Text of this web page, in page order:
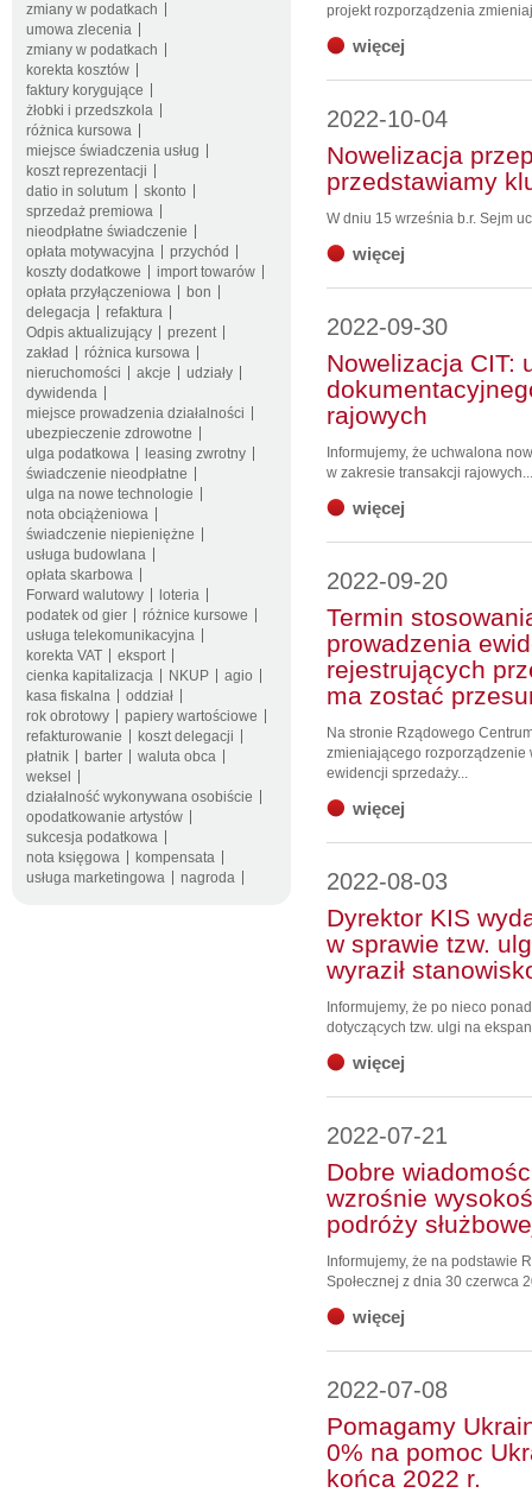
zmiany w podatkach
umowa zlecenia
zmiany w podatkach
korekta kosztów
faktury korygujące
żłobki i przedszkola
różnica kursowa
miejsce świadczenia usług
koszt reprezentacji
datio in solutum
skonto
sprzedaż premiowa
nieodpłatne świadczenie
opłata motywacyjna
przychód
koszty dodatkowe
import towarów
opłata przyłączeniowa
bon
delegacja
refaktura
Odpis aktualizujący
prezent
zakład
różnica kursowa
nieruchomości
akcje
udziały
dywidenda
miejsce prowadzenia działalności
ubezpieczenie zdrowotne
ulga podatkowa
leasing zwrotny
świadczenie nieodpłatne
ulga na nowe technologie
nota obciążeniowa
świadczenie niepieniężne
usługa budowlana
opłata skarbowa
Forward walutowy
loteria
podatek od gier
różnice kursowe
usługa telekomunikacyjna
korekta VAT
eksport
cienka kapitalizacja
NKUP
agio
kasa fiskalna
oddział
rok obrotowy
papiery wartościowe
refakturowanie
koszt delegacji
płatnik
barter
waluta obca
weksel
działalność wykonywana osobiście
opodatkowanie artystów
sukcesja podatkowa
nota księgowa
kompensata
usługa marketingowa
nagroda
projekt rozporządzenia
więcej
2022-10-04
Nowelizacja
przedstawiamy
W dniu 15 września b.r. Sejm
więcej
2022-09-30
Nowelizacja CIT:
rajowych
Informujemy, że uchwalona
w zakresie transakcji rajowych...
więcej
2022-09-20
Termin
prowadzenia
rejestrujących
ma zostać
Na stronie Rządowego
zmieniającego
ewidencji sprzedaży...
więcej
2022-08-03
Dyrektor KIS
w sprawie tzw.
wyraził
Informujemy, że po nieco
dotyczących tzw. ulgi na
więcej
2022-07-21
Dobre
wzrośnie
podróży
Informujemy, że na podstawie
Społecznej z dnia 30 czerwca
więcej
2022-07-08
Pomagamy
0% na pomoc
końca 2022 r.